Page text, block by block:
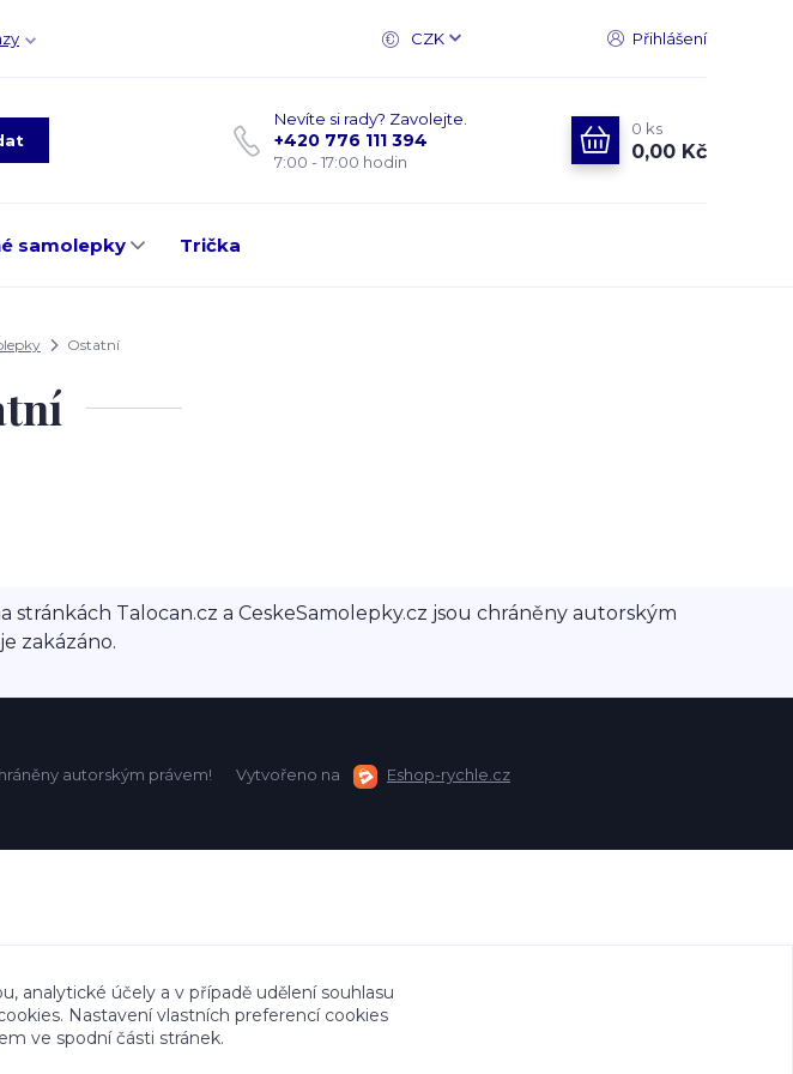
CZK Přihlášení
Nevíte si rady? Zavolejte.
+420 776 111 394
7:00 - 17:00 hodin
0 ks
0,00 Kč
samolepky Trička
Ostatní
Talocan.cz a CeskeSamolepky.cz jsou chráněny autorským
zakázáno.
autorským právem! Vytvořeno na Eshop-rychle.cz
analytické účely a v případě udělení souhlasu
Nastavení vlastních preferencí cookies
ve spodní části stránek.